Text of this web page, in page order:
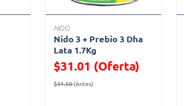
NIDO
Nido 3 + Prebio 3 Dha
Lata 1.7Kg
$31.01 (Oferta)
Precio reducido de
$31.50(Antes)